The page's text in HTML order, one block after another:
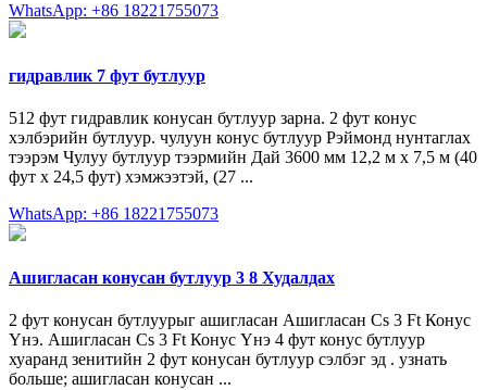
WhatsApp: +86 18221755073
гидравлик 7 фут бутлуур
512 фут гидравлик конусан бутлуур зарна. 2 фут конус
хэлбэрийн бутлуур. чулуун конус бутлуур Рэймонд нунтаглах
тээрэм Чулуу бутлуур тээрмийн Дай 3600 мм 12,2 м х 7,5 м (40
фут х 24,5 фут) хэмжээтэй, (27 ...
WhatsApp: +86 18221755073
Ашигласан конусан бутлуур 3 8 Худалдах
2 фут конусан бутлуурыг ашигласан Ашигласан Cs 3 Ft Конус
Үнэ. Ашигласан Cs 3 Ft Конус Үнэ 4 фут конус бутлуур
хуаранд зенитийн 2 фут конусан бутлуур сэлбэг эд . узнать
больше; ашигласан конусан ...